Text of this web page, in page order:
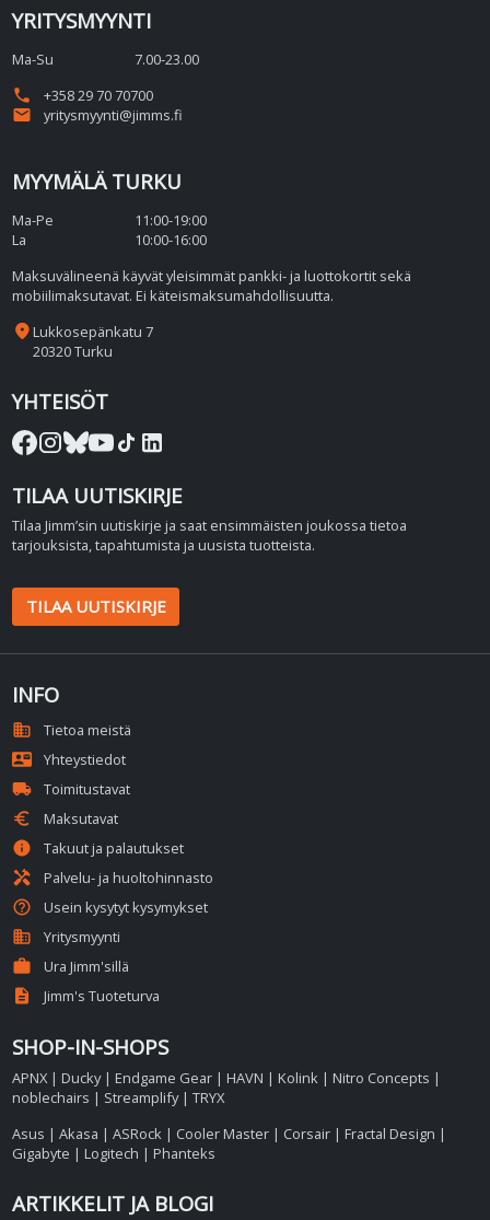
YRITYSMYYNTI
Ma-Su
7.00-23.00
phone
+358 29 70 70700
email
yritysmyynti@jimms.fi
MYYMÄLÄ TURKU
Ma-Pe
11:00-19:00
La
10:00-16:00
Maksuvälineenä käyvät yleisimmät pankki- ja luottokortit sekä
mobiilimaksutavat. Ei käteismaksumahdollisuutta.
place Lukkosepänkatu 7
20320 Turku
YHTEISÖT
TILAA UUTISKIRJE
Tilaa Jimm’sin uutiskirje ja saat ensimmäisten joukossa tietoa
tarjouksista, tapahtumista ja uusista tuotteista.
TILAA UUTISKIRJE
INFO
domain
Tietoa meistä
contact_mail
Yhteystiedot
local_shipping
Toimitustavat
euro
Maksutavat
info
Takuut ja palautukset
handyman
Palvelu- ja huoltohinnasto
help_outline
Usein kysytyt kysymykset
business
Yritysmyynti
work
Ura Jimm'sillä
description
Jimm's Tuoteturva
SHOP-IN-SHOPS
APNX | Ducky| Endgame Gear | HAVN | Kolink | Nitro Concepts |
noblechairs | Streamplify|TRYX
Asus |Akasa |ASRock | Cooler Master | Corsair | Fractal Design |
Gigabyte | Logitech | Phanteks
ARTIKKELIT JA BLOGI